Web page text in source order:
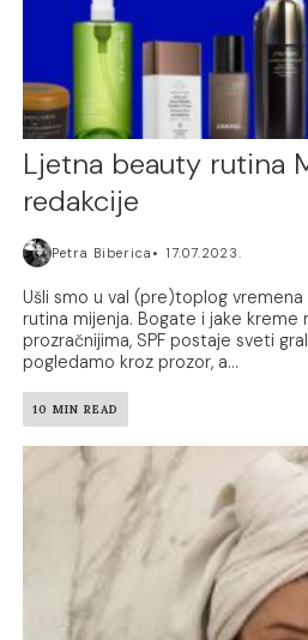
Ljetna beauty rutina
redakcije
Petra Biberica 17.07.2023.
Ušli smo u val (pre)toplog
rutina mijenja. Bogate i jake kreme
prozračnijima, SPF postaje sveti
pogledamo kroz prozor, a...
10 MIN READ